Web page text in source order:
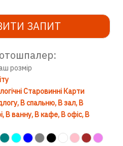
ЗАПИТ
розмір
Старовинні Карти
В спальню В зал В
В ванну В кафе В офіс В